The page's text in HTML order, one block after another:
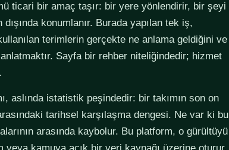
ticari bir amaç taşır: bir yere yönlendirir, bir şeyi
konumlanır. Burada yapılan tek iş,
terimlerin gerçekte ne anlama geldiğini ve
anlatmaktır. Sayfa bir rehber niteliğindedir; hizmet
aslında istatistik peşindedir: bir takımın son on
tarihsel karşılaşma dengesi. Ne var ki bu
arasında kaybolur. Bu platform, o gürültüyü
kamuya açık bir veri kaynağı üzerine oturur.